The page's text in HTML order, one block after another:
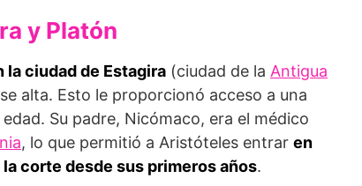
y Platón
la ciudad de Estagira (ciudad de la Antigua
alta. Esto le proporcionó acceso a una
Su padre, Nicómaco, era el médico
, lo que permitió a Aristóteles entrar en
corte desde sus primeros años.